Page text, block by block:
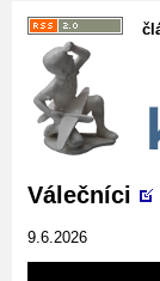
Válečníci
9.6.2026